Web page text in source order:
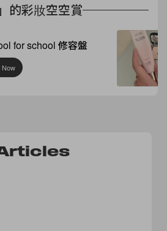
的彩妝空空賞
for school 修容盤
Now